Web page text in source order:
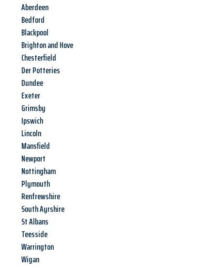
Aberdeen
Bedford
Blackpool
Brighton and Hove
Chesterfield
Der Potteries
Dundee
Exeter
Grimsby
Ipswich
Lincoln
Mansfield
Newport
Nottingham
Plymouth
Renfrewshire
South Ayrshire
St Albans
Teesside
Warrington
Wigan